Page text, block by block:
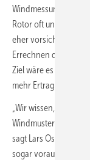
Windmessung auf
Rotor oft ungenau ist
eher vorsichtig
Errechnen des
Ziel wäre es dann,
mehr Ertrag einfahren
„Wir wissen, dass
Windmuster besser
sagt Lars Osterbrink,
sogar